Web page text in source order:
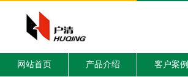
网站首页 产品介绍 客户案例